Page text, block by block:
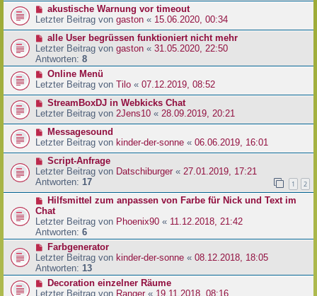
akustische Warnung vor timeout
Letzter Beitrag von gaston « 15.06.2020, 00:34
alle User begrüssen funktioniert nicht mehr
Letzter Beitrag von gaston « 31.05.2020, 22:50
Antworten: 8
Online Menü
Letzter Beitrag von Tilo « 07.12.2019, 08:52
StreamBoxDJ in Webkicks Chat
Letzter Beitrag von 2Jens10 « 28.09.2019, 20:21
Messagesound
Letzter Beitrag von kinder-der-sonne « 06.06.2019, 16:01
Script-Anfrage
Letzter Beitrag von Datschiburger « 27.01.2019, 17:21
Antworten: 17 1 2
Hilfsmittel zum anpassen von Farbe für Nick und Text im
Chat
Letzter Beitrag von Phoenix90 « 11.12.2018, 21:42
Antworten: 6
Farbgenerator
Letzter Beitrag von kinder-der-sonne « 08.12.2018, 18:05
Antworten: 13
Decoration einzelner Räume
Letzter Beitrag von Ranger« 19.11.2018, 08:16